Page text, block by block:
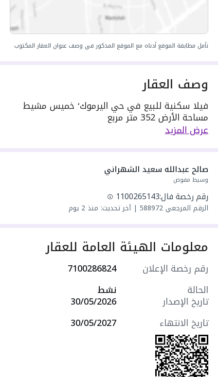
نأمل مطابقة الموقع أدناه مع الموقع المذكور في وصف عنوان العقار المكتوب
وصف العقار
فيلا سكنية للبيع في حي اليرموك٬ خميس مشيط
مساحة الأرض 352 متر مربع
يحدها 1 شارع: شمالية٬ بعرض 20 م
مكونة من: 9 غرف
سنة البناء: 2026
سعرها 820000 ر.س
عرض المزيد
صالح عبدالله سعيد الشهراني
وسيط مفوض
رقم رخصة فال:1100265143
الرقم المرجعي588972
|آخر تحديث: منذ 2 يوم
معلومات الهيئة العامة للعقار
رقم رخصة الإعلان
7100286824
الحالة
نشط
تاريخ الإصدار
30/05/2026
تاريخ الانتهاء
30/05/2027